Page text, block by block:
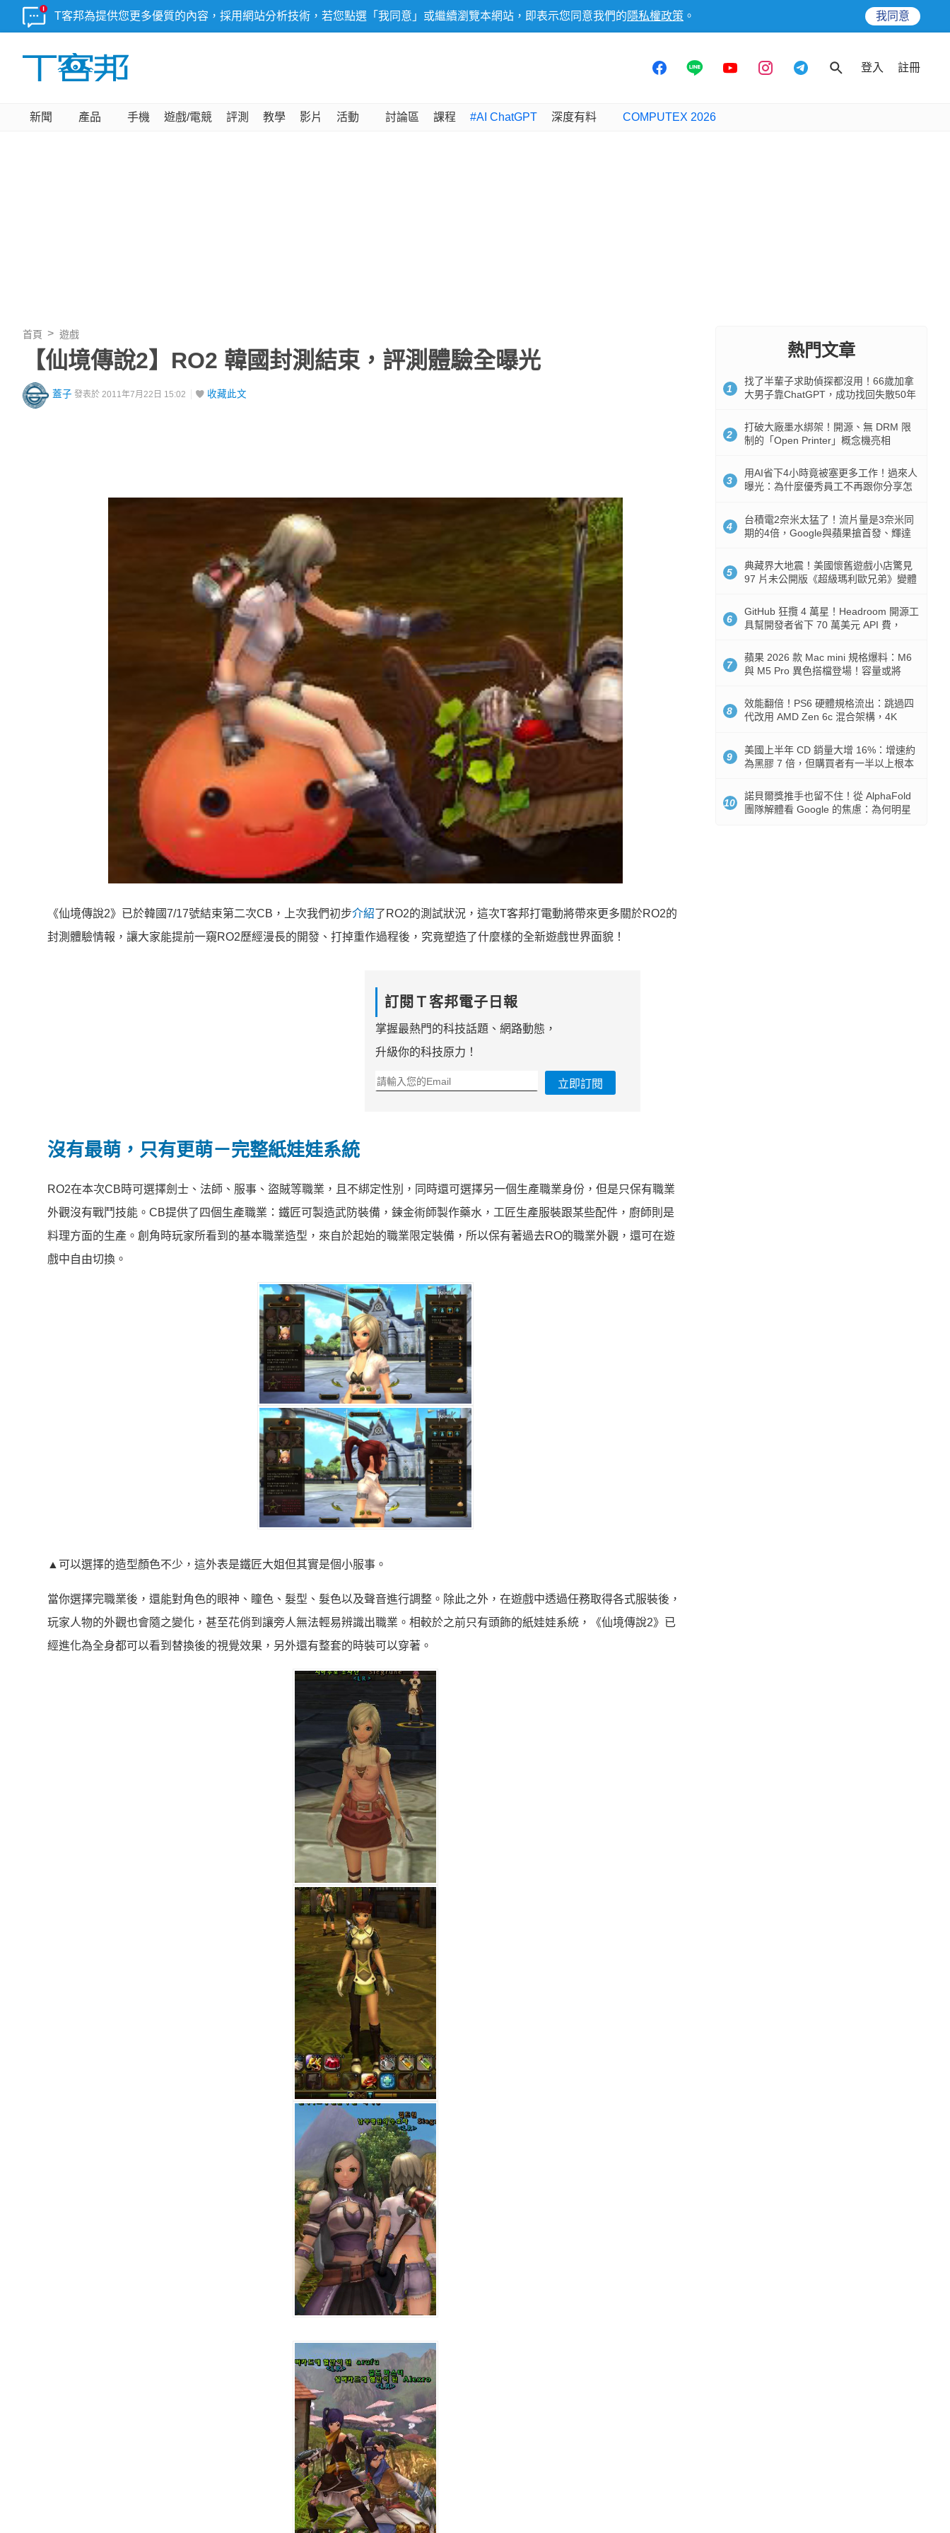
T客邦為提供您更多優質的內容，採用網站分析技術，若您點選「我同意」或繼續瀏覽本網站，即表示您同意我們的 隱私權政策 。 我同意
登入 註冊
新聞 產品 手機 遊戲/電競 評測 教學 影片 活動 討論區 課程 #AI ChatGPT 深度有料 COMPUTEX 2026
首頁 遊戲
【仙境傳說2】RO2 韓國封測結束，評測體驗全曝光
蓋子 發表於 2011年7月22日 15:02 收藏此文
《仙境傳說2》已於韓國7/17號結束第二次CB，上次我們初步介紹了RO2的測試狀況，這次T客邦打電動將帶來更多關於RO2的
封測體驗情報，讓大家能提前一窺RO2歷經漫長的開發、打掉重作過程後，究竟塑造了什麼樣的全新遊戲世界面貌！
訂閱Ｔ客邦電子日報
掌握最熱門的科技話題、網路動態，
升級你的科技原力！
立即訂閱
沒有最萌，只有更萌－完整紙娃娃系統
RO2在本次CB時可選擇劍士、法師、服事、盜賊等職業，且不綁定性別，同時還可選擇另一個生產職業身份，但是只保有職業
外觀沒有戰鬥技能。CB提供了四個生產職業：鐵匠可製造武防裝備，鍊金術師製作藥水，工匠生產服裝跟某些配件，廚師則是
料理方面的生產。創角時玩家所看到的基本職業造型，來自於起始的職業限定裝備，所以保有著過去RO的職業外觀，還可在遊
戲中自由切換。
▲可以選擇的造型顏色不少，這外表是鐵匠大姐但其實是個小服事。
當你選擇完職業後，還能對角色的眼神、瞳色、髮型、髮色以及聲音進行調整。除此之外，在遊戲中透過任務取得各式服裝後，
玩家人物的外觀也會隨之變化，甚至花俏到讓旁人無法輕易辨識出職業。相較於之前只有頭飾的紙娃娃系統，《仙境傳說2》已
經進化為全身都可以看到替換後的視覺效果，另外還有整套的時裝可以穿著。
熱門文章
1
找了半輩子求助偵探都沒用！66歲加拿
大男子靠ChatGPT，成功找回失散50年
2
打破大廠墨水綁架！開源、無 DRM 限
制的「Open Printer」概念機亮相
3
用AI省下4小時竟被塞更多工作！過來人
曝光：為什麼優秀員工不再跟你分享怎
4
台積電2奈米太猛了！流片量是3奈米同
期的4倍，Google與蘋果搶首發、輝達
5
典藏界大地震！美國懷舊遊戲小店驚見
97 片未公開版《超級瑪利歐兄弟》變體
6
GitHub 狂攬 4 萬星！Headroom 開源工
具幫開發者省下 70 萬美元 API 費，
7
蘋果 2026 款 Mac mini 規格爆料：M6
與 M5 Pro 異色搭檔登場！容量或將
8
效能翻倍！PS6 硬體規格流出：跳過四
代改用 AMD Zen 6c 混合架構，4K
9
美國上半年 CD 銷量大增 16%：增速約
為黑膠 7 倍，但購買者有一半以上根本
10
諾貝爾獎推手也留不住！從 AlphaFold
團隊解體看 Google 的焦慮：為何明星